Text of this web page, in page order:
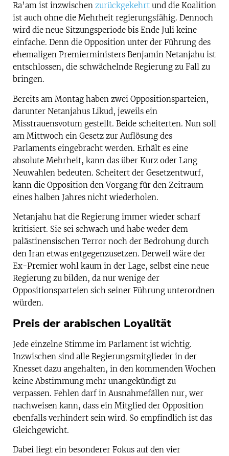
Ra’am ist inzwischen zurückgekehrt und die Koalition
ist auch ohne die Mehrheit regierungsfähig. Dennoch
wird die neue Sitzungsperiode bis Ende Juli keine
einfache. Denn die Opposition unter der Führung des
ehemaligen Premierministers Benjamin Netanjahu ist
entschlossen, die schwächelnde Regierung zu Fall zu
bringen.
Bereits am Montag haben zwei Oppositionsparteien,
darunter Netanjahus Likud, jeweils ein
Misstrauensvotum gestellt. Beide scheiterten. Nun soll
am Mittwoch ein Gesetz zur Auflösung des
Parlaments eingebracht werden. Erhält es eine
absolute Mehrheit, kann das über Kurz oder Lang
Neuwahlen bedeuten. Scheitert der Gesetzentwurf,
kann die Opposition den Vorgang für den Zeitraum
eines halben Jahres nicht wiederholen.
Netanjahu hat die Regierung immer wieder scharf
kritisiert. Sie sei schwach und habe weder dem
palästinensischen Terror noch der Bedrohung durch
den Iran etwas entgegenzusetzen. Derweil wäre der
Ex-Premier wohl kaum in der Lage, selbst eine neue
Regierung zu bilden, da nur wenige der
Oppositionsparteien sich seiner Führung unterordnen
würden.
Preis der arabischen Loyalität
Jede einzelne Stimme im Parlament ist wichtig.
Inzwischen sind alle Regierungsmitglieder in der
Knesset dazu angehalten, in den kommenden Wochen
keine Abstimmung mehr unangekündigt zu
verpassen. Fehlen darf in Ausnahmefällen nur, wer
nachweisen kann, dass ein Mitglied der Opposition
ebenfalls verhindert sein wird. So empfindlich ist das
Gleichgewicht.
Dabei liegt ein besonderer Fokus auf den vier